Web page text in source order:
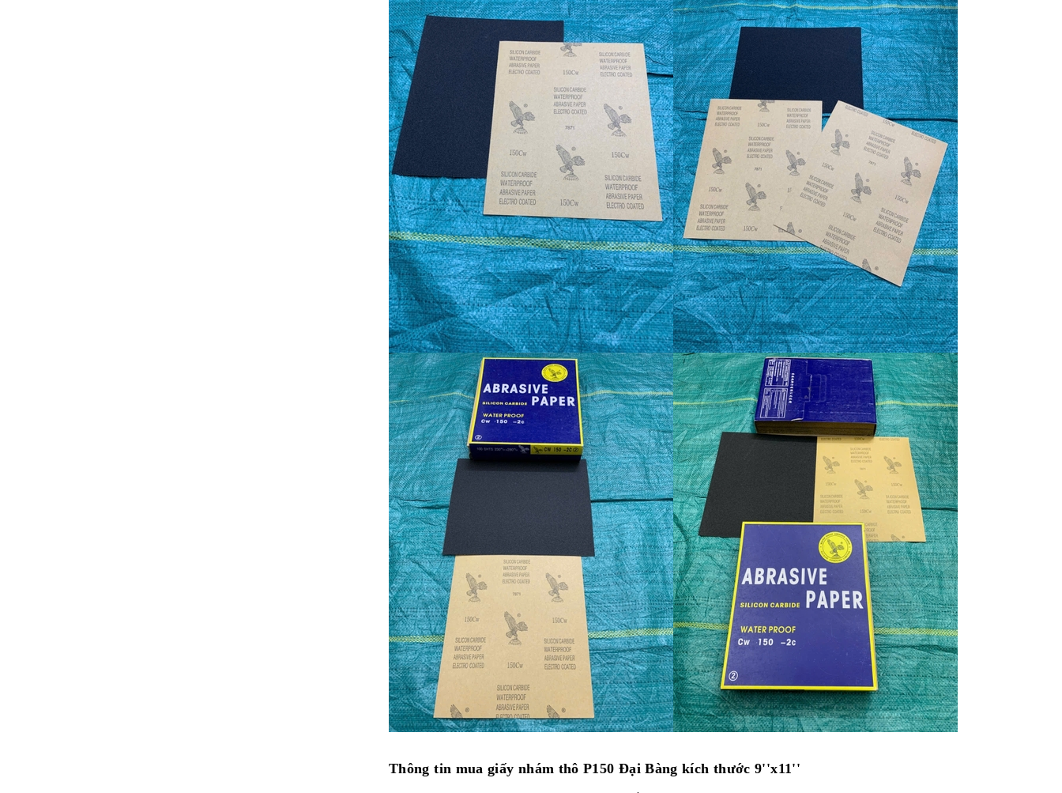
Thông tin mua giấy nhám thô P150 Đại Bàng kích thước 9''x11''